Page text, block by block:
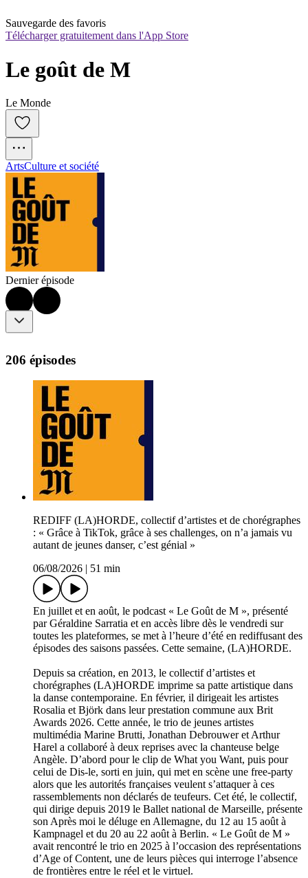
Sauvegarde des favoris
Télécharger gratuitement dans l'App Store
Le goût de M
Le Monde
ArtsCulture et société
Dernier épisode
206 épisodes
REDIFF (LA)HORDE, collectif d’artistes et de chorégraphes
: « Grâce à TikTok, grâce à ses challenges, on n’a jamais vu
autant de jeunes danser, c’est génial »
06/08/2026
51 min
En juillet et en août, le podcast « Le Goût de M », présenté
par Géraldine Sarratia et en accès libre dès le vendredi sur
toutes les plateformes, se met à l’heure d’été en rediffusant des
épisodes des saisons passées. Cette semaine, (LA)HORDE.
Depuis sa création, en 2013, le collectif d’artistes et
chorégraphes (LA)HORDE imprime sa patte artistique dans
la danse contemporaine. En février, il dirigeait les artistes
Rosalia et Björk dans leur prestation commune aux Brit
Awards 2026. Cette année, le trio de jeunes artistes
multimédia Marine Brutti, Jonathan Debrouwer et Arthur
Harel a collaboré à deux reprises avec la chanteuse belge
Angèle. D’abord pour le clip de What you Want, puis pour
celui de Dis-le, sorti en juin, qui met en scène une free-party
alors que les autorités françaises veulent s’attaquer à ces
rassemblements non déclarés de teufeurs. Cet été, le collectif,
qui dirige depuis 2019 le Ballet national de Marseille, présente
son Après moi le déluge en Allemagne, du 12 au 15 août à
Kampnagel et du 20 au 22 août à Berlin. « Le Goût de M »
avait rencontré le trio en 2025 à l’occasion des représentations
d’Age of Content, une de leurs pièces qui interroge l’absence
de frontières entre le réel et le virtuel.